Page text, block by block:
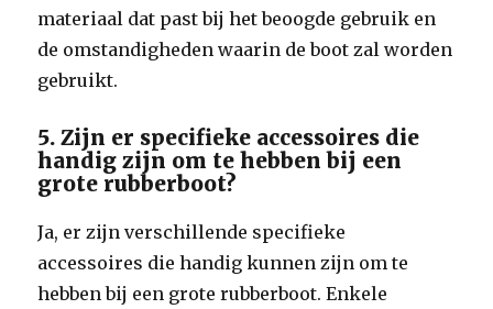
materiaal dat past bij het beoogde gebruik en
de omstandigheden waarin de boot zal worden
gebruikt.
5. Zijn er specifieke accessoires die
handig zijn om te hebben bij een
grote rubberboot?
Ja, er zijn verschillende specifieke
accessoires die handig kunnen zijn om te
hebben bij een grote rubberboot. Enkele